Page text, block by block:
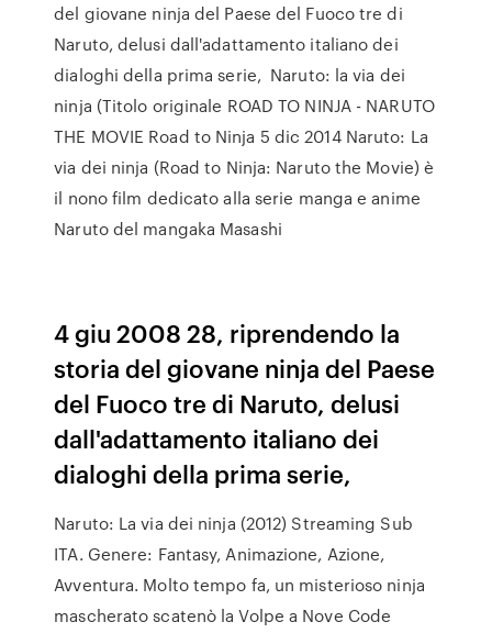
del giovane ninja del Paese del Fuoco tre di
Naruto, delusi dall'adattamento italiano dei
dialoghi della prima serie, Naruto: la via dei
ninja (Titolo originale ROAD TO NINJA - NARUTO
THE MOVIE Road to Ninja 5 dic 2014 Naruto: La
via dei ninja (Road to Ninja: Naruto the Movie) è
il nono film dedicato alla serie manga e anime
Naruto del mangaka Masashi
4 giu 2008 28, riprendendo la
storia del giovane ninja del Paese
del Fuoco tre di Naruto, delusi
dall'adattamento italiano dei
dialoghi della prima serie,
Naruto: La via dei ninja (2012) Streaming Sub
ITA. Genere: Fantasy, Animazione, Azione,
Avventura. Molto tempo fa, un misterioso ninja
mascherato scatenò la Volpe a Nove Code